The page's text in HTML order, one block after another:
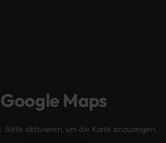
Google Maps
Bitte aktivieren, um die Karte anzuzeigen.